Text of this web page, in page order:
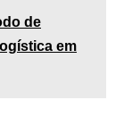
de
em